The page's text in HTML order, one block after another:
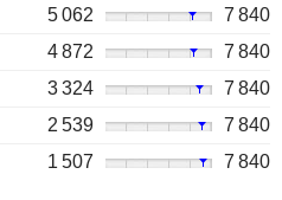
5 062
7 840
4 872
7 840
3 324
7 840
2 539
7 840
1 507 7 840